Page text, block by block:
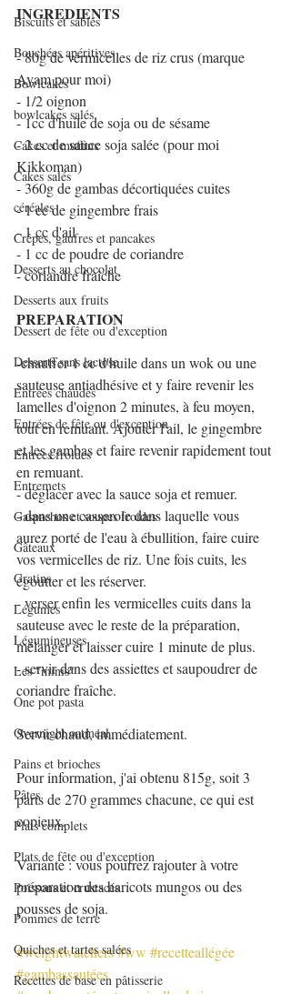
Biscuits et sablés
Bouchées apéritives
Bowlcakes
bowlcakes salés
Cakes et muffins
Cakes salés
céréales
Crêpes, gaufres et pancakes
Desserts au chocolat
Desserts aux fruits
Dessert de fête ou d'exception
Desserts sans lactose
Entrées chaudes
Entrées de fête ou d'exception
Entrées froides
Entremets
Gaspachos et soupes froides
Gâteaux
Gratins
Légumes
Légumineuses
Les "minis"
One pot pasta
Overnight oatmeal
Pains et brioches
Pâtes
Plats complets
Plats de fête ou d'exception
Poissons et crustacés
Pommes de terre
Quiches et tartes salées
Recettes de base en pâtisserie
INGREDIENTS
- 80g de vermicelles de riz crus (marque
Ayam pour moi)
- 1/2 oignon
- 1cc d'huile de soja ou de sésame
- 2 cc de sauce soja salée (pour moi
Kikkoman)
- 360g de gambas décortiquées cuites
- 1 cc de gingembre frais
- 1 cc d'ail
- 1 cc de poudre de coriandre
- coriandre fraîche
PREPARATION
-chauffer 1 cc d'huile dans un wok ou une
sauteuse antiadhésive et y faire revenir les
lamelles d'oignon 2 minutes, à feu moyen,
tout en remuant. Ajouter l'ail, le gingembre
et les gambas et faire revenir rapidement tout
en remuant.
- déglacer avec la sauce soja et remuer.
- dans une casserole dans laquelle vous
aurez porté de l'eau à ébullition, faire cuire
vos vermicelles de riz. Une fois cuits, les
égoutter et les réserver.
- verser enfin les vermicelles cuits dans la
sauteuse avec le reste de la préparation,
mélanger et laisser cuire 1 minute de plus.
- servir dans des assiettes et saupoudrer de
coriandre fraîche.
Servir chaud, immédiatement.
Pour information, j'ai obtenu 815g, soit 3
parts de 270 grammes chacune, ce qui est
copieux.
Variante : vous pourrez rajouter à votre
préparation des haricots mungos ou des
pousses de soja.
#weightwatchers#ww #recetteallégée
#gambassautées